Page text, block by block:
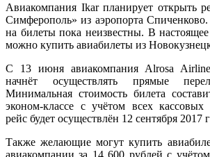
Авиакомпания Ikar планирует открыть
Симферополь» из аэропорта
на билеты пока неизвестны. В настоящее
можно купить авиабилеты из
С 13 июня авиакомпания Alrosa
начнёт осуществлять прямые
Минимальная стоимость билета
эконом-классе с учётом всех
рейс будет осуществлён 12 сентября 2017
Также желающие могут купить
авиакомпании за 14 600 рублей с